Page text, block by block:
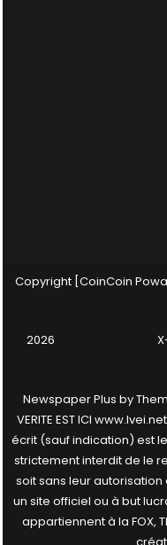
Copyright [CoinCoin
2026
Newspaper Plus by
VERITE EST ICI
écrit (sauf indication) est
strictement interdit de le
soit sans leur
un site officiel ou à but
appartiennent à la FOX,